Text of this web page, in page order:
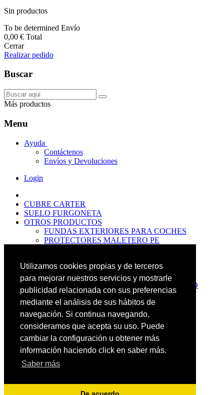
Utilizamos cookies propias y de terceros
para mejorar nuestros servicios y mostrarle
publicidad relacionada con sus preferencias
mediante el análisis de sus hábitos de
navegación. Si continua navegando,
consideramos que acepta su uso. Puede
cambiar la configuración u obtener más
información haciendo click en saber más.
Saber más
Sin productos
To be determined Envío
0,00 € Total
Cerrar
Realizar pedido
Buscar
Más productos
Menu
Ayuda
Contáctenos
Envíos y Devoluciones
Login
CUBRE CARTER
SUELO FURGONETA
OTROS PRODUCTOS
FUNDAS EXTERIORES PARA COCHES
PROTECTORES MALETERO PE
PREMIUM
PROTECTORES MALETERO PE
PROTECTORES DE MALETERO CAUCHO
BASIC
ALFOMBRILLAS GOMA PREMIUM
ALFOMBRILLAS GOMA BASIC
OFERTAS
NOVEDADES
CONTACTO
Carrito 0